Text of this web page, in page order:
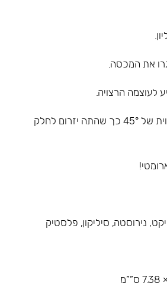
4️⃣ הטו את הבקבוק בזווית של 45° כך שהתה יזרום לחלק
נירוסטה, סיליקון, פלסטיק